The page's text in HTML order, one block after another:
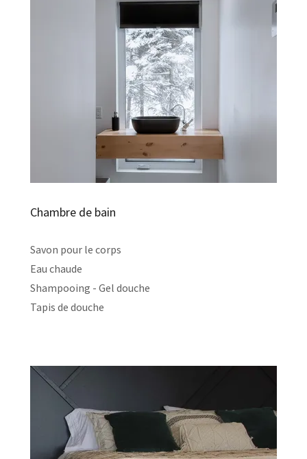
Chambre de bain
Savon pour le corps
Eau chaude
Shampooing - Gel douche
Tapis de douche